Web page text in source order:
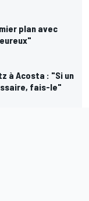
plan avec
à Acosta : "Si un
fais-le"